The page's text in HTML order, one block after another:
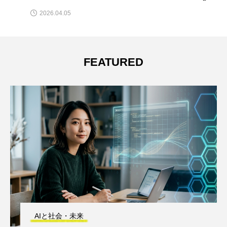
2026.04.05
FEATURED
AIと社会・未来